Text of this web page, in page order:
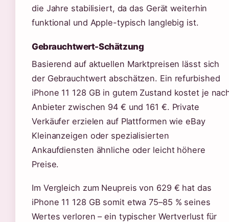
die Jahre stabilisiert, da das Gerät weiterhin
funktional und Apple-typisch langlebig ist.
Gebrauchtwert-Schätzung
Basierend auf aktuellen Marktpreisen lässt sich
der Gebrauchtwert abschätzen. Ein refurbished
iPhone 11 128 GB in gutem Zustand kostet je
Anbieter zwischen 94 € und 161 €. Private
Verkäufer erzielen auf Plattformen wie eBay
Kleinanzeigen oder spezialisierten
Ankaufdiensten ähnliche oder leicht höhere
Preise.
Im Vergleich zum Neupreis von 629 € hat das
iPhone 11 128 GB somit etwa 75–85 % seines
Wertes verloren – ein typischer Wertverlust für